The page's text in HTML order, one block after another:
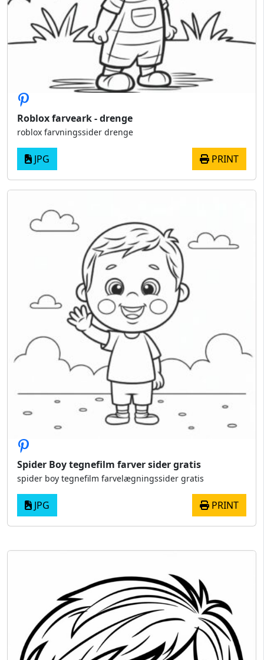
Roblox farveark - drenge
roblox farvningssider drenge
JPG PRINT
Spider Boy tegnefilm farver sider gratis
spider boy tegnefilm farvelægningssider gratis
JPG PRINT